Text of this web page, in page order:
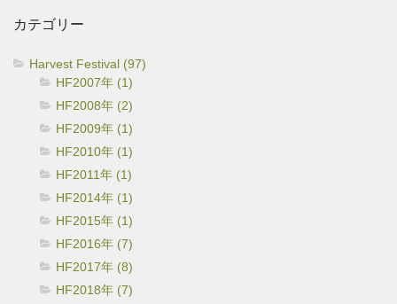
ブ
カテゴリー
Harvest Festival (97)
HF2007年 (1)
HF2008年 (2)
HF2009年 (1)
HF2010年 (1)
HF2011年 (1)
HF2014年 (1)
HF2015年 (1)
HF2016年 (7)
HF2017年 (8)
HF2018年 (7)